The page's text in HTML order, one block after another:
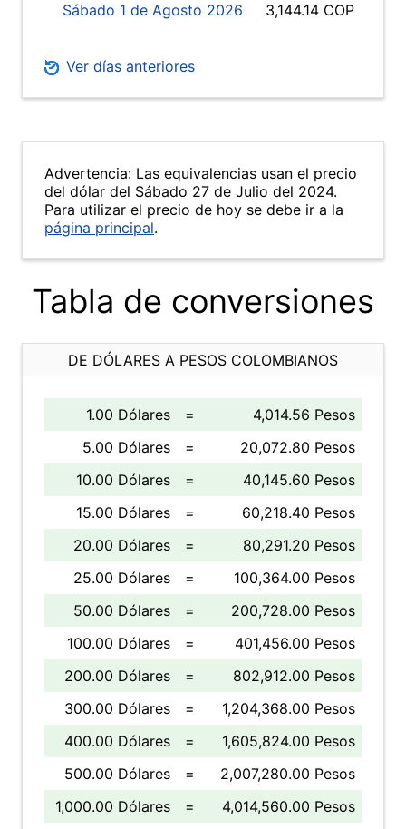
Sábado 1 de Agosto 2026 3,144.14 COP
Ver días anteriores
Advertencia: Las equivalencias usan el precio
del dólar del Sábado 27 de Julio del 2024.
Para utilizar el precio de hoy se debe ir a la
página principal.
Tabla de conversiones
DE DÓLARES A PESOS COLOMBIANOS
1.00 Dólares =
4,014.56 Pesos
5.00 Dólares
=
20,072.80 Pesos
10.00 Dólares
=
40,145.60 Pesos
15.00 Dólares
=
60,218.40 Pesos
20.00 Dólares
=
80,291.20 Pesos
25.00 Dólares
=
100,364.00 Pesos
50.00 Dólares
=
200,728.00 Pesos
100.00 Dólares
=
401,456.00 Pesos
200.00 Dólares
=
802,912.00 Pesos
300.00 Dólares
=
1,204,368.00 Pesos
400.00 Dólares
=
1,605,824.00 Pesos
500.00 Dólares
=
2,007,280.00 Pesos
1,000.00 Dólares
=
4,014,560.00 Pesos